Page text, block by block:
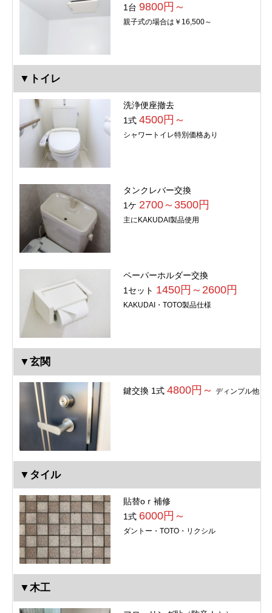
1台 9800円～
親子式の場合は￥16,500～
▼トイレ
洗浄便座撤去
1式 4500円～
シャワートイレ特別価格あり
タンクレバー交換
1ケ 2700～3500円
主にKAKUDAI製品使用
ペーパーホルダー交換
1セット 1450円～2600円
KAKUDAI・TOTO製品仕様
▼玄関
鍵交換 1式 4800円～ ディンプル他
▼タイル
貼替oｒ補修
1式 6000円～
ダントー・TOTO・リクシル
▼木工